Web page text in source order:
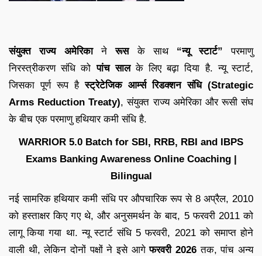
संयुक्त राज्य अमेरिकानेरूसके साथ “न्यू स्टार्ट”परमाणु
निरस्त्रीकरण संधि कोपांच सालके लिए बढ़ा दिया है. न्यू स्टार्ट,
जिसका पूर्ण रूप हैस्ट्रेटेजिक आर्म्स रिडक्शन संधि (Strategic
Arms Reduction Treaty), संयुक्त राज्य अमेरिका और रूसी संघ
के बीच एक परमाणु हथियार कमी संधि है.
WARRIOR 5.0 Batch for SBI, RRB, RBI and IBPS
Exams Banking Awareness Online Coaching |
Bilingual
नई सामरिक हथियार कमी संधि पर औपचारिक रूप से 8 अप्रैल, 2010
को हस्ताक्षर किए गए थे, और अनुसमर्थन के बाद, 5 फरवरी 2011 को
लागू किया गया था. न्यू स्टार्ट संधि 5 फरवरी, 2021 को समाप्त होने
वाली थी, लेकिन दोनों पक्षों ने इसे आगेफरवरी 2026तक, पांच अन्य